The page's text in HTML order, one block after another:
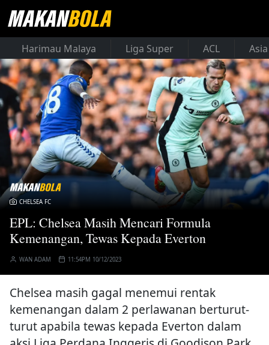
Harimau Malaya Liga Super ACL
CHELSEA FC
EPL: Chelsea Masih Mencari Formula
Kemenangan, Tewas Kepada Everton
WAN ADAM 11:54PM 10/12/2023
Chelsea masih gagal menemui rentak
kemenangan dalam 2 perlawanan berturut-
turut apabila tewas kepada Everton dalam